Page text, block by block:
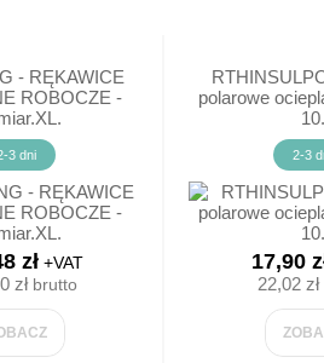
FARTUSZKI JEDNOKOLOROWE
FARTUSZKI OCHRONNE
FARTUSZKI DLA DZIECI
FARTUCHY DLA PRZEMYSŁU
FARTUCHY
/ POLO
SKÓRZANA-SPAWALNICZA
- RĘKAWICE
ROBOCZE -
3 dni
zł +VAT
złbrutto
polarowe
10.
2-3
17,90
22,02 zł